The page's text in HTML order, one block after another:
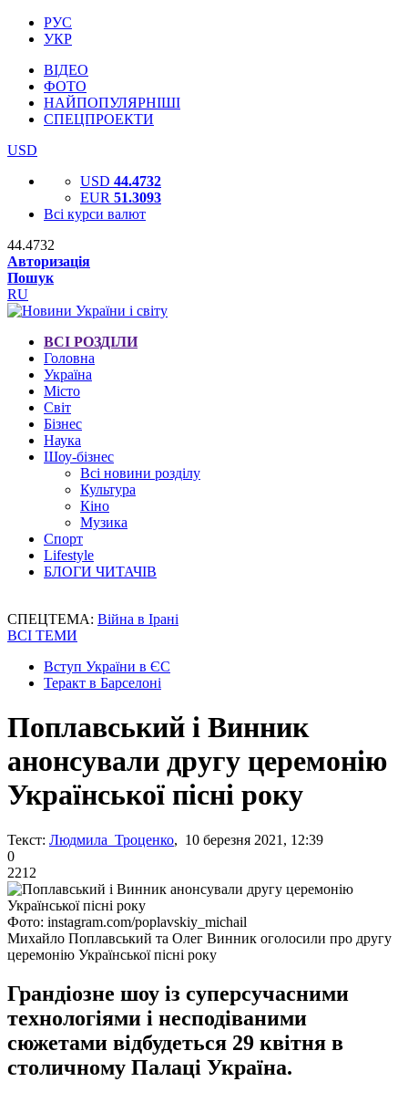
РУС
УКР
ВІДЕО
ФОТО
НАЙПОПУЛЯРНІШІ
СПЕЦПРОЕКТИ
USD
USD 44.4732
EUR 51.3093
Всі курси валют
44.4732
Авторизація
Пошук
RU
ВСІ РОЗДІЛИ
Головна
Україна
Місто
Світ
Бізнес
Наука
Шоу-бізнес
Всі новини розділу
Культура
Кіно
Музика
Спорт
Lifestyle
БЛОГИ ЧИТАЧІВ
СПЕЦТЕМА: Війна в Ірані
ВСІ ТЕМИ
Вступ України в ЄС
Теракт в Барселоні
Поплавський і Винник
анонсували другу церемонію
Української пісні року
Текст: Людмила Троценко, 10 березня 2021, 12:39
0
2212
Фото: instagram.com/poplavskiy_michail
Михайло Поплавський та Олег Винник оголосили про другу
церемонію Української пісні року
Грандіозне шоу із суперсучасними
технологіями і несподіваними
сюжетами відбудеться 29 квітня в
столичному Палаці Україна.